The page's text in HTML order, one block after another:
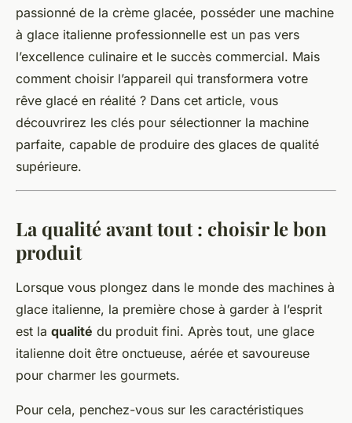
passionné de la crème glacée, posséder une machine
à glace italienne professionnelle est un pas vers
l’excellence culinaire et le succès commercial. Mais
comment choisir l’appareil qui transformera votre
rêve glacé en réalité ? Dans cet article, vous
découvrirez les clés pour sélectionner la machine
parfaite, capable de produire des glaces de qualité
supérieure.
La qualité avant tout : choisir le bon
produit
Lorsque vous plongez dans le monde des machines à
glace italienne, la première chose à garder à l’esprit
est la qualité du produit fini. Après tout, une glace
italienne doit être onctueuse, aérée et savoureuse
pour charmer les gourmets.
Pour cela, penchez-vous sur les caractéristiques